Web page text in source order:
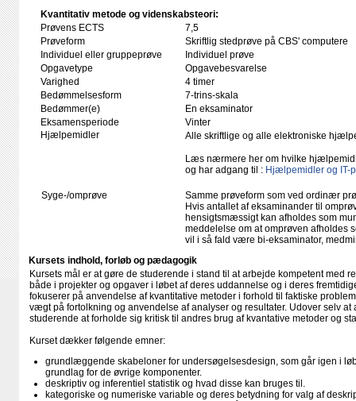
Kvantitativ metode og videnskabsteori:
Prøvens ECTS
7,5
Prøveform
Skriftlig stedprøve på CBS' computere
Individuel eller gruppeprøve
Individuel prøve
Opgavetype
Opgavebesvarelse
Varighed
4 timer
Bedømmelsesform
7-trins-skala
Bedømmer(e)
En eksaminator
Eksamensperiode
Vinter
Hjælpemidler
Alle skriftlige og alle elektroniske
Læs nærmere her om hvilke
og har adgang til : Hjælpemidler og IT-
Syge-/omprøve
Samme prøveform som ved ordinær
Hvis antallet af eksaminander til
hensigtsmæssigt kan afholdes som
meddelelse om at omprøven afholdes
vil i så fald være bi-eksaminator,
Kursets indhold, forløb og pædagogik
Kursets mål er at gøre de studerende i stand til at arbejde kompetent med
både i projekter og opgaver i løbet af deres uddannelse og i deres
fokuserer på anvendelse af kvantitative metoder i forhold til faktiske
vægt på fortolkning og anvendelse af analyser og resultater. Udover selv
studerende at forholde sig kritisk til andres brug af kvantative metoder og
Kurset dækker følgende emner:
grundlæggende skabeloner for undersøgelsesdesign, som går igen i
grundlag for de øvrige komponenter.
deskriptiv og inferentiel statistik og hvad disse kan bruges til.
kategoriske og numeriske variable og deres betydning for valg af